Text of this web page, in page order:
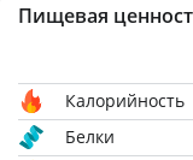
Пищевая
Калорийность
Белки